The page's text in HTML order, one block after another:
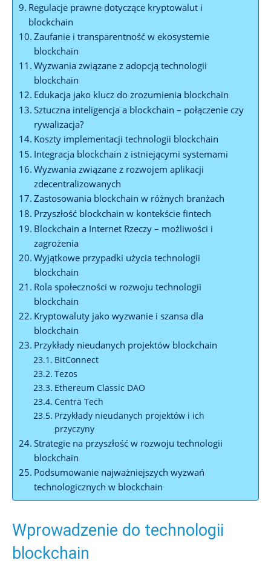
Regulacje prawne dotyczące kryptowalut i
blockchain
Zaufanie i transparentność w ekosystemie
blockchain
Wyzwania ‍związane z adopcją technologii⁤
blockchain
Edukacja jako klucz do zrozumienia blockchain
Sztuczna inteligencja a​ blockchain – połączenie czy
rywalizacja?
Koszty implementacji technologii blockchain
Integracja​ blockchain z istniejącymi systemami
Wyzwania​ związane z rozwojem aplikacji
zdecentralizowanych
Zastosowania blockchain‌ w różnych branżach
Przyszłość blockchain w kontekście fintech
Blockchain a‌ Internet Rzeczy – ⁤możliwości i
zagrożenia
Wyjątkowe przypadki użycia technologii
blockchain
Rola społeczności w rozwoju technologii
blockchain
Kryptowaluty jako wyzwanie i szansa dla
blockchain
Przykłady nieudanych projektów blockchain
BitConnect
Tezos
Ethereum Classic DAO
Centra ‍Tech
Przykłady nieudanych projektów i ich
przyczyny
Strategie ​na ‍przyszłość w rozwoju technologii
⁢blockchain
Podsumowanie najważniejszych wyzwań
technologicznych w blockchain
Wprowadzenie do technologii
blockchain